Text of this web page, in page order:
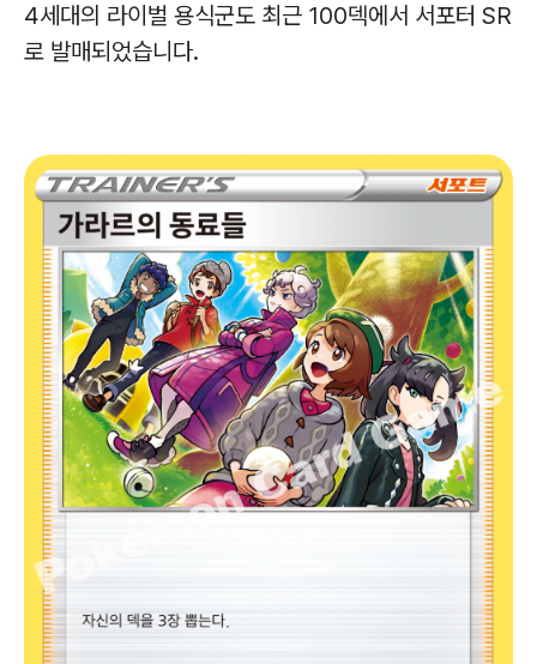
4세대의 라이벌 용식군도 최근 100덱에서 서포터 SR
로 발매되었습니다.